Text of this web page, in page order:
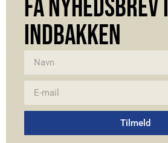
FÅ NYHEDSBREV I
INDBAKKEN
Tilmeld